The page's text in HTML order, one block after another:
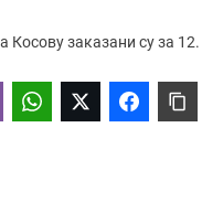
Косову заказани су за